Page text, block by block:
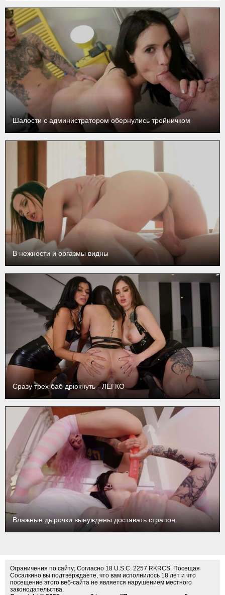
Шалости с администратором обернулись тройничком
В нежности и оргазмы видны
Сразу трех баб дрюкнуть - ЛЕГКО
Влажные дырочки вынуждены доставать страпон
Ограничения по сайту; Согласно 18 U.S.C. 2257 RKRCS. Посещая
Сосалкино вы подтверждаете, что вам исполнилось 18 лет и что
посещение этого веб-сайта не является нарушением местного
законодательства.